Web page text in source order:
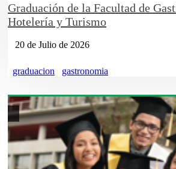
Graduación de la Facultad de
Hotelería y Turismo
20 de Julio de 2026
graduacion gastronomia